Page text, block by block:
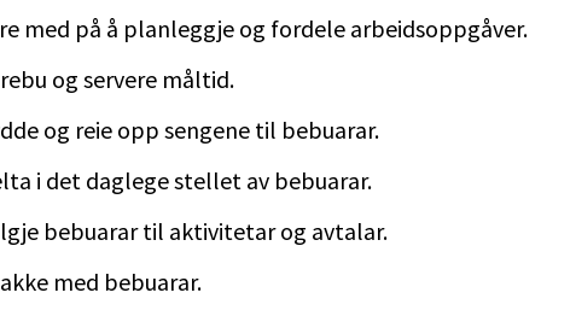
med på å planleggje og fordele arbeidsoppgåver.
og servere måltid.
og reie opp sengene til bebuarar.
i det daglege stellet av bebuarar.
bebuarar til aktivitetar og avtalar.
med bebuarar.